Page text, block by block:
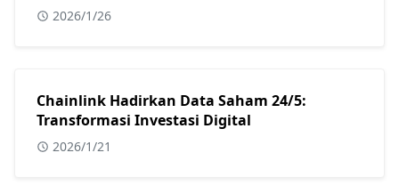
2026/1/26
Chainlink Hadirkan Data Saham 24/5:
Transformasi Investasi Digital
2026/1/21